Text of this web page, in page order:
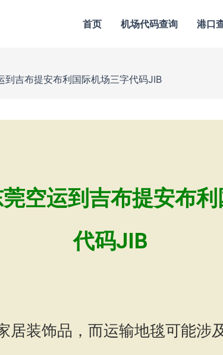
首页 机场代码查询 港口
到吉布提安布利国际机场三字代码JIB
空运到吉布提安布
代码JIB
居装饰品，而运输地毯可能涉